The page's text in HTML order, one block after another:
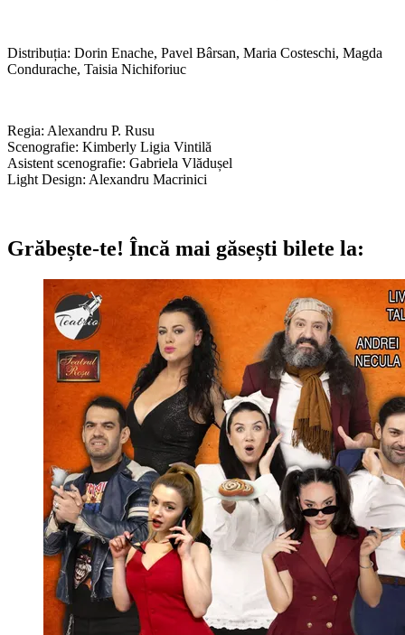
Distribuția: Dorin Enache, Pavel Bârsan, Maria Costeschi, Magda
Condurache, Taisia Nichiforiuc
Regia: Alexandru P. Rusu
Scenografie: Kimberly Ligia Vintilă
Asistent scenografie: Gabriela Vlădușel
Light Design: Alexandru Macrinici
Grăbește-te! Încă mai găsești bilete la: